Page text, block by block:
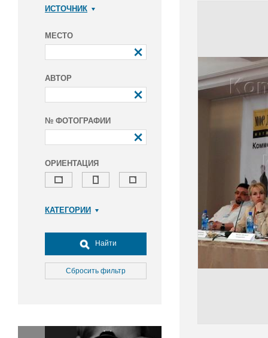
ИСТОЧНИК
МЕСТО
АВТОР
№ ФОТОГРАФИИ
ОРИЕНТАЦИЯ
КАТЕГОРИИ
Досуг, туризм и отдых
Культура
Медицина
Окружающая среда
Найти
Сбросить фильтр